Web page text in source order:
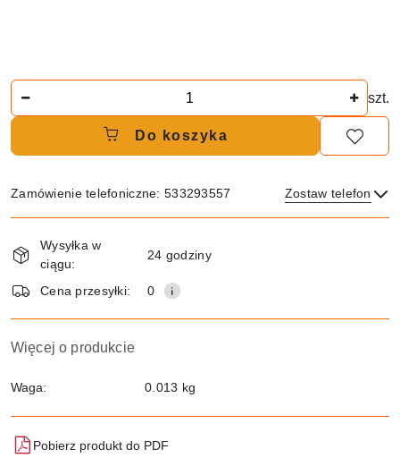
szt.
Do koszyka
Zamówienie telefoniczne: 533293557 Zostaw telefon
i
dostawa
Wysyłka w
ciągu:
24 godziny
Cena przesyłki: 0
Więcej o produkcie
Waga: 0.013 kg
Pobierz produkt do PDF